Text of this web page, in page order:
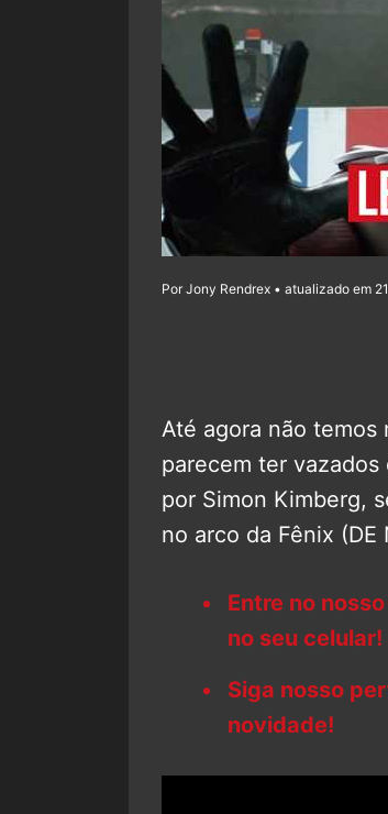
Por Jony Rendrex • atualizado em
Até agora não temos
parecem ter
por Simon Kimberg,
no arco da Fênix (DE
Entre no
no seu celular!
Siga nosso
novidade!